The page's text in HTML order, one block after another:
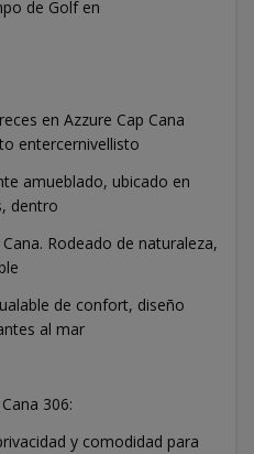
de Golf en
en Azzure Cap Cana
entercernivellisto
amueblado, ubicado en
dentro
Rodeado de naturaleza,
de confort, diseño
al mar
306:
y comodidad para